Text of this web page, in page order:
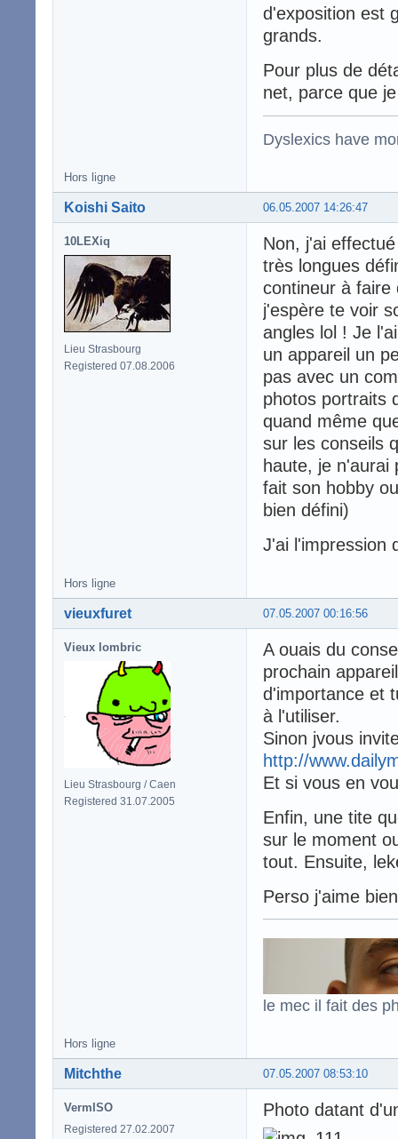
d'exposition est
grands.
Pour plus de
net, parce que
Dyslexics have
Hors ligne
06.05.2007 14:26:47
Koishi Saito
10LEXiq
Lieu Strasbourg
Registered 07.08.2006
Non, j'ai
très longues
contineur à faire
j'espère te voir
angles lol ! Je
un appareil un
pas avec un
photos portraits
quand même
sur les conseils
haute, je n'aurai
fait son hobby
bien défini)
J'ai l'impression
Hors ligne
07.05.2007 00:16:56
vieuxfuret
Vieux lombric
Lieu Strasbourg / Caen
Registered 31.07.2005
A ouais du
prochain
d'importance et
à l'utiliser.
Sinon jvous
http://
Et si vous en
Enfin, une tite
sur le moment
tout. Ensuite,
Perso j'aime
le mec il fait des
Hors ligne
07.05.2007 08:53:10
Mitchthe
VermISO
Registered 27.02.2007
Photo datant